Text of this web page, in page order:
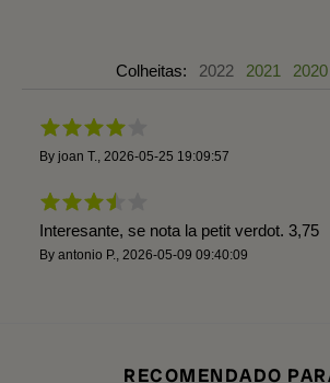
Colheitas: 2022 2021 2020
By joan T. 2026-05-25 19:09:57
Interesante, se nota la petit verdot. 3,75
By antonio P. 2026-05-09 09:40:09
RECOMENDADO